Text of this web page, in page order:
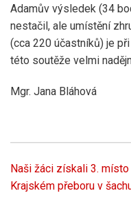
Adamův výsledek (34
nestačil, ale umístění
(cca 220 účastníků) je
této soutěže velmi
Mgr. Jana Bláhová
Naši žáci získali 3. místo
Krajském přeboru v